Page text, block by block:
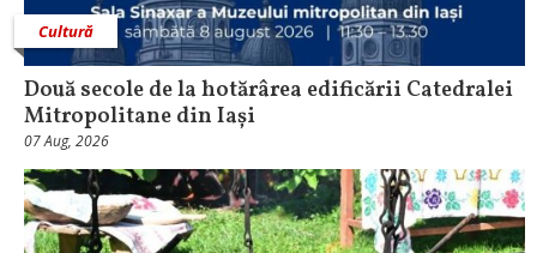
Cultură
Două secole de la hotărârea edificării Catedralei
Mitropolitane din Iași
07 Aug, 2026